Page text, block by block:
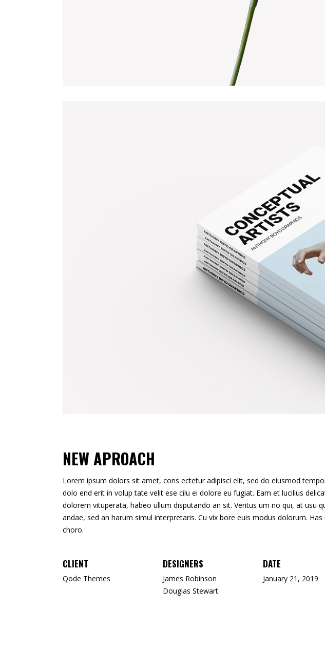
NEW APROACH
Lorem ipsum dolors sit amet, cons ectetur adipisci elit, sed do eiusmod
dolo end erit in volup tate velit ese cilu ei dolore eu fugiat. Eam et lucilius
dolorem vituperata, habeo ullum disputando an sit. Veritus um no qui, at usu
andae, sed an harum simul interpretaris. Cu vix bore euis modus dolorum.
choro.
CLIENT
Qode Themes
DESIGNERS
James Robinson
Douglas Stewart
DATE
January 21, 2019